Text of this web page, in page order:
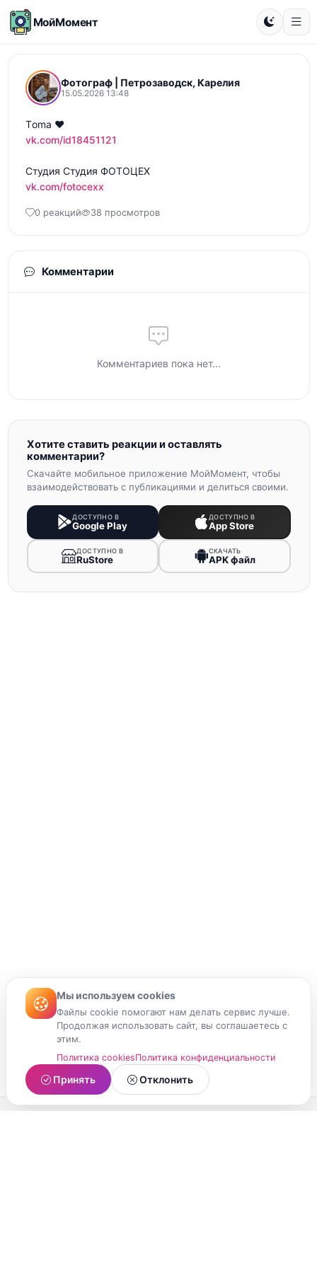
МойМомент
Фотограф | Петрозаводск, Карелия
15.05.2026 13:48
Тoma ❤️
vk.com/id18451121
Студия Студия ФОТОЦЕХ
vk.com/fotocexx
0 реакций 38 просмотров
Комментарии
Комментариев пока нет...
Хотите ставить реакции и оставлять
комментарии?
Скачайте мобильное приложение МойМомент, чтобы
взаимодействовать с публикациями и делиться своими.
ДОСТУПНО В
Google Play
ДОСТУПНО В
App Store
ДОСТУПНО В
RuStore
СКАЧАТЬ
APK файл
Мы используем cookies
Файлы cookie помогают нам делать сервис лучше.
Продолжая использовать сайт, вы соглашаетесь с
этим.
Политика cookiesПолитика конфиденциальности
Принять Отклонить